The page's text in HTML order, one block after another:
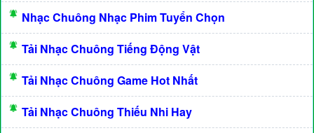
Nhạc Chuông Nhạc Phim Tuyển Chọn
Tải Nhạc Chuông Tiếng Động Vật
Tải Nhạc Chuông Game Hot Nhất
Tải Nhạc Chuông Thiếu Nhi Hay